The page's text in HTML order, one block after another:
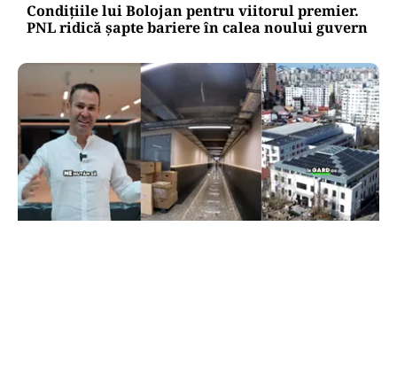
Condițiile lui Bolojan pentru viitorul premier.
PNL ridică șapte bariere în calea noului guvern